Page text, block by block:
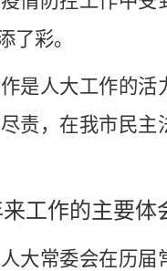
了彩。
是人大工作的活
责，在我市民主
来工作的主要体
大常委会在历届